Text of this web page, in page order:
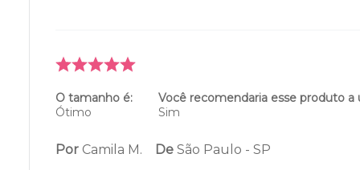
O tamanho é:
Ótimo
Você recomendaria esse produto a
Sim
Por Camila M. De São Paulo - SP